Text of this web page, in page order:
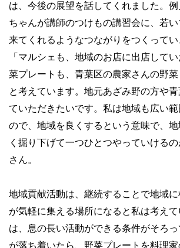
は、今後の展望を話してくれました。
ちゃんが講師のつけもの講習会に、若
来てくれるようなつながりをつくってい
「マルシェも、地域のお店に出店して
菜プレートも、青葉区の農家さんの野
と考えています。地元あざみ野の方や
ていただきたいです。私は地域も広い
ので、地域を良くするという意味で、
く掘り下げて一つひとつやっていける
さん。
地域貢献活動は、継続することで地域
が気軽に集える場所になると私は考えて
は、息の長い活動ができる条件がそろ
が落ち着いたら、野菜プレートを料理